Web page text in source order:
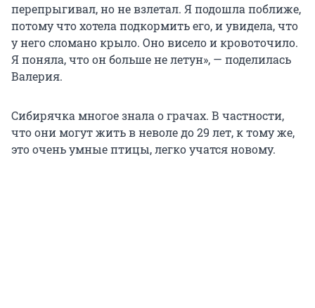
перепрыгивал, но не взлетал. Я подошла поближе,
потому что хотела подкормить его, и увидела, что
у него сломано крыло. Оно висело и кровоточило.
Я поняла, что он больше не летун», — поделилась
Валерия.
Сибирячка многое знала о грачах. В частности,
что они могут жить в неволе до 29 лет, к тому же,
это очень умные птицы, легко учатся новому.